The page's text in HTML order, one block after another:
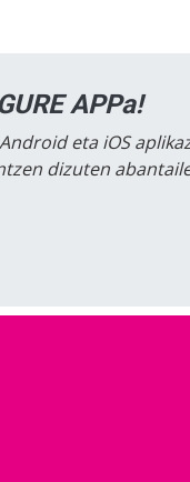
APPa!
eta iOS
dizuten